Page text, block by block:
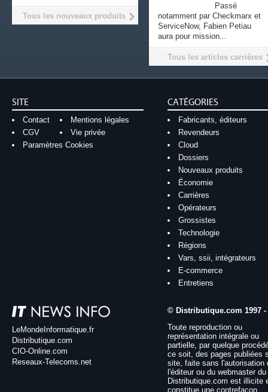
Passé
notamment par Checkmarx et
ServiceNow, Fabien Petiau
aura pour mission...
Tous les articles carrières
Tous les nouveaux produits
SITE
Contact
Mentions légales
CGV
Vie privée
Paramètres Cookies
CATÉGORIES
Fabricants, éditeurs
Revendeurs
Cloud
Dossiers
Nouveaux produits
Économie
Carrières
Opérateurs
Grossistes
Technologie
Régions
Vars, ssii, intégrateurs
E-commerce
Entretiens
LeMondeInformatique.fr
Distributique.com
CIO-Online.com
Reseaux-Telecoms.net
© Distributique.com 1997 -
Toute reproduction ou
représentation intégrale ou
partielle, par quelque
ce soit, des pages publiées
site, faite sans l'autorisation
l'éditeur ou du webmaster
Distributique.com est illicite
constitue une contrefaçon.